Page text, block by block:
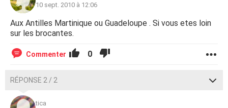
10 sept. 2010 à 12:06
Aux Antilles Martinique ou Guadeloupe . Si vous etes loin
sur les brocantes.
Commenter 0
RÉPONSE 2 / 2
tica